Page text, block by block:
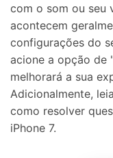
com o som ou seu
acontecem
configurações do
acione a opção de
melhorará a sua
Adicionalmente,
como resolver
iPhone 7.